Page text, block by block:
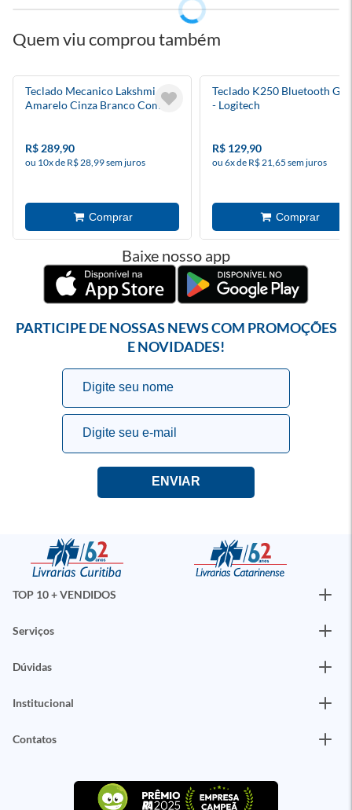
Quem viu comprou também
Teclado Mecanico Lakshmi
Amarelo Cinza Branco Com
R$ 289,90
ou 10x de R$ 28,99 sem juros
Teclado K250 Bluetooth
- Logitech
R$ 129,90
ou 6x de R$ 21,65 sem juros
Baixe nosso app
PARTICIPE DE NOSSAS NEWS COM PROMOÇÕES
E NOVIDADES!
TOP 10 + VENDIDOS
Serviços
Dúvidas
Institucional
Contatos